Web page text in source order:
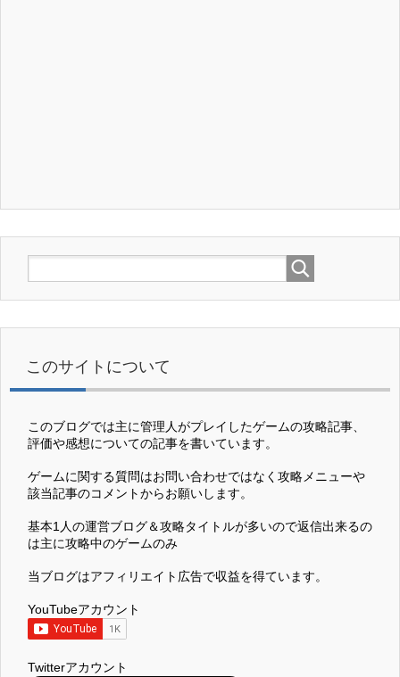
このサイトについて
このブログでは主に管理人がプレイしたゲームの攻略記事、
評価や感想についての記事を書いています。
ゲームに関する質問はお問い合わせではなく攻略メニューや
該当記事のコメントからお願いします。
基本1人の運営ブログ＆攻略タイトルが多いので返信出来るの
は主に攻略中のゲームのみ
当ブログはアフィリエイト広告で収益を得ています。
YouTubeアカウント
Twitterアカウント